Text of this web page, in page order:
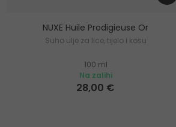
NUXE Huile Prodigieuse Or
Suho ulje za lice, tijelo i kosu
100 ml
Na zalihi
28,00 €